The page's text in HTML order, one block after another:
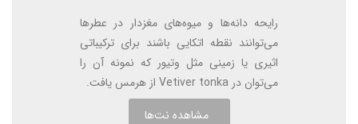
رایحه دانه‌ها و میوه‌های مغزدار در عطرها
می‌توانند نقطه اتکایی باشند برای ترکیباتی
اثیری یا زمینی مثل وتیور که نمونه آن را
می‌توان در Vetiver tonka از هرمس یافت.
مشاهده نت‌ها